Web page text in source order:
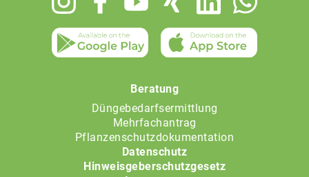
Beratung
Düngebedarfsermittlung
Mehrfachantrag
Pflanzenschutzdokumentation
Datenschutz
Hinweisgeberschutzgesetz